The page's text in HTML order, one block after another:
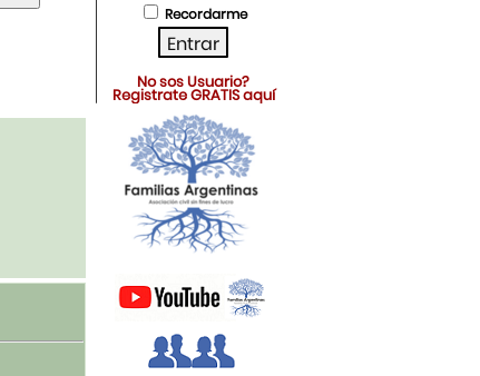
Recordarme
No sos Usuario?
Registrate GRATIS aquí